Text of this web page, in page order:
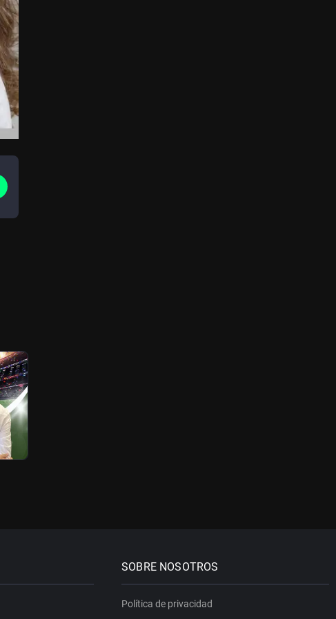
SOBRE NOSOTROS
Política de privacidad